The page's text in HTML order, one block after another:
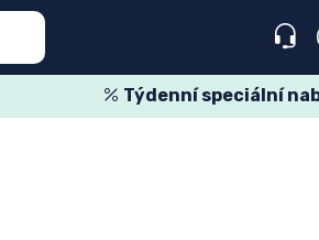
Týdenní speciální